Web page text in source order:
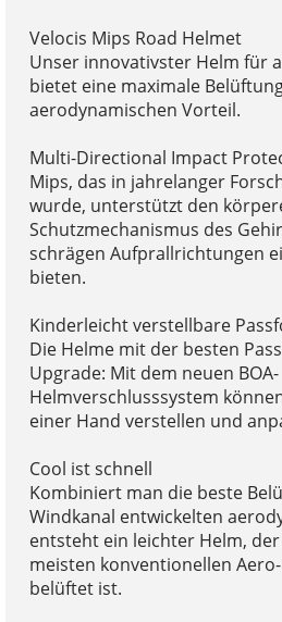
Velocis Mips Road Helmet
Unser innovativster Helm für
bietet eine maximale
aerodynamischen Vorteil.
Multi-Directional Impact
Mips, das in jahrelanger
wurde, unterstützt den
Schutzmechanismus des
schrägen Aufprallrichtungen
bieten.
Kinderleicht verstellbare
Die Helme mit der besten
Upgrade: Mit dem neuen BOA-
Helmverschlusssystem
einer Hand verstellen und
Cool ist schnell
Kombiniert man die beste
Windkanal entwickelten
entsteht ein leichter Helm,
meisten konventionellen
belüftet ist.